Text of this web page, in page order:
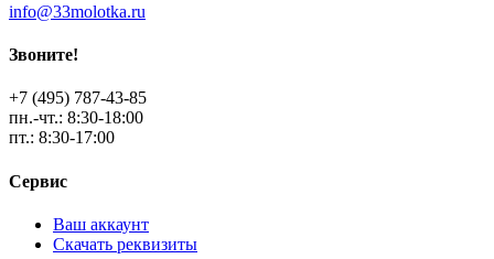
info@33molotka.ru
Звоните!
+7 (495) 787-43-85
пн.-чт.: 8:30-18:00
пт.: 8:30-17:00
Сервис
Ваш аккаунт
Скачать реквизиты